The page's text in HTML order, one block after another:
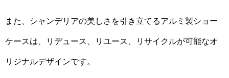
また、シャンデリアの美しさを引き立てるアルミ製ショー
ケースは、リデュース、リユース、リサイクルが可能なオ
リジナルデザインです。